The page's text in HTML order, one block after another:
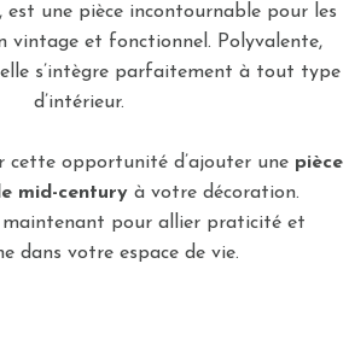
est une pièce incontournable pour les
vintage et fonctionnel. Polyvalente,
s’intègre parfaitement à tout type
d’intérieur.
cette opportunité d’ajouter une pièce
mid-century à votre décoration.
maintenant pour allier praticité et
dans votre espace de vie.